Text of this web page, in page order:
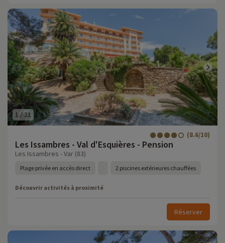
1 /21
Les Issambres - Val d'Esquières - Pension
(8.6/10)
Les Issambres - Var (83)
Plage privée en accès direct 2 piscines extérieures chauffées
Découvrir activités à proximité
Réserver